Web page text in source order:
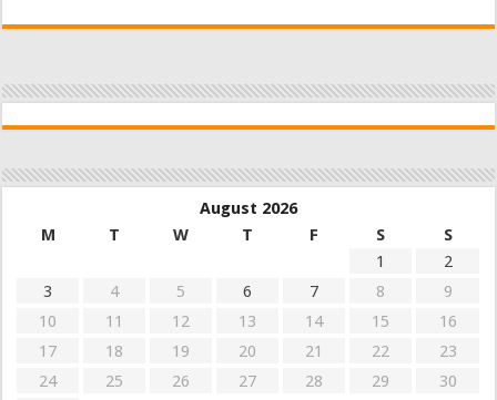
August 2026
M
T W T F S
S
1
2
3
4 5 6 7 8
9
10
11 12 13 14 15
16
17
18 19 20 21 22
23
24
25 26 27 28 29
30